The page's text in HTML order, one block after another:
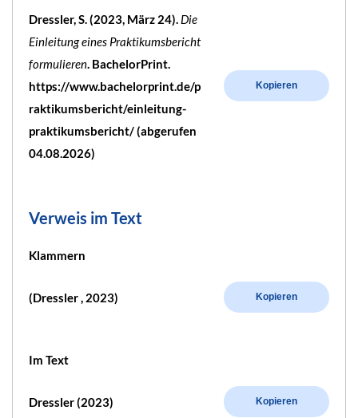
Dressler, S. (2023, März 24). Die
Einleitung eines Praktikumsbericht
formulieren. BachelorPrint.
https://www.bachelorprint.de/p
raktikumsbericht/einleitung-
praktikumsbericht/ (abgerufen
04.08.2026)
Kopieren
Verweis im Text
Klammern
(Dressler , 2023) Kopieren
Im Text
Dressler (2023) Kopieren